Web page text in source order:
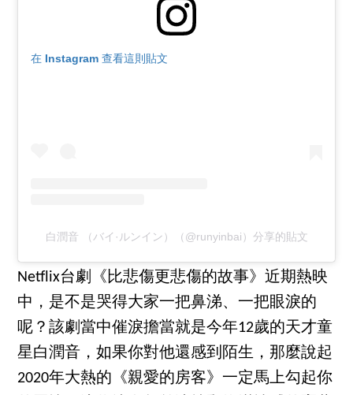
在 Instagram 查看這則貼文
白潤音 （バイ·ルンイン）（@runyinbai）分享的貼文
Netflix台劇《比悲傷更悲傷的故事》近期熱映
中，是不是哭得大家一把鼻涕、一把眼淚的
呢？該劇當中催淚擔當就是今年12歲的天才童
星白潤音，如果你對他還感到陌生，那麼說起
2020年大熱的《親愛的房客》一定馬上勾起你